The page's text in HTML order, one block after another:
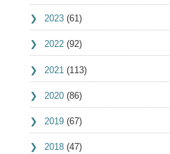
2023 (61)
2022 (92)
2021 (113)
2020 (86)
2019 (67)
2018 (47)